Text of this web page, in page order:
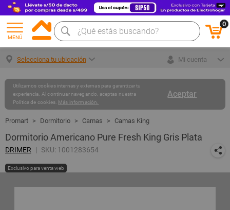
MENÚ
0
Selecciona tu ubicación Mi cuenta
Aceptar
Utilizamos cookies internas y externas para garantizar tu
experiencia. Al continuar navegando, aceptas nuestra
Política de cookies. Más información.
Dormitorio Camas Camas King
Dormitorio Americano Pure Fresh King Gris Plata
DRIMER SKU: 1001283654
Exclusivo para venta web